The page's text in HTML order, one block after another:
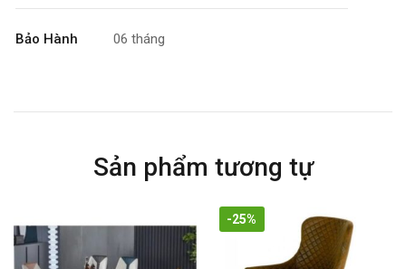
Bảo Hành 06 tháng
Sản phẩm tương tự
-25%